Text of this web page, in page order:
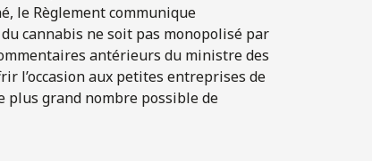
le Règlement communique
cannabis ne soit pas monopolisé par
antérieurs du ministre des
l’occasion aux petites entreprises de
plus grand nombre possible de